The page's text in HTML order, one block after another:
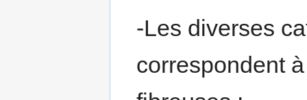
-Les diverses
correspondent